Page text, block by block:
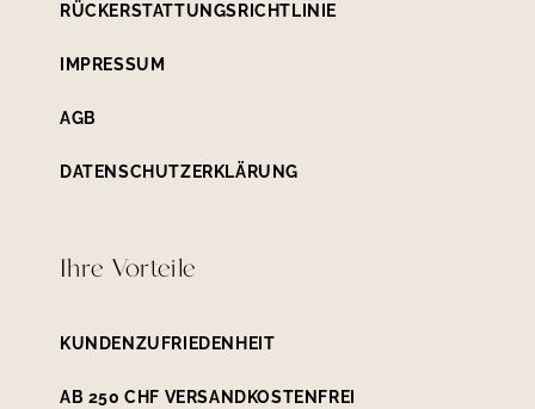
RÜCKERSTATTUNGSRICHTLINIE
IMPRESSUM
AGB
DATENSCHUTZERKLÄRUNG
Ihre Vorteile
KUNDENZUFRIEDENHEIT
AB 250 CHF VERSANDKOSTENFREI